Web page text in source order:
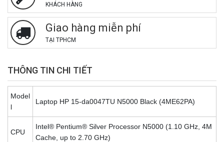
KHÁCH HÀNG
Giao hàng miễn phí
TẠI TPHCM
THÔNG TIN CHI TIẾT
Model
l
Laptop HP 15-da0047TU N5000 Black (4ME62PA)
CPU
Intel® Pentium® Silver Processor N5000 (1.10 GHz, 4M
Cache, up to 2.70 GHz)